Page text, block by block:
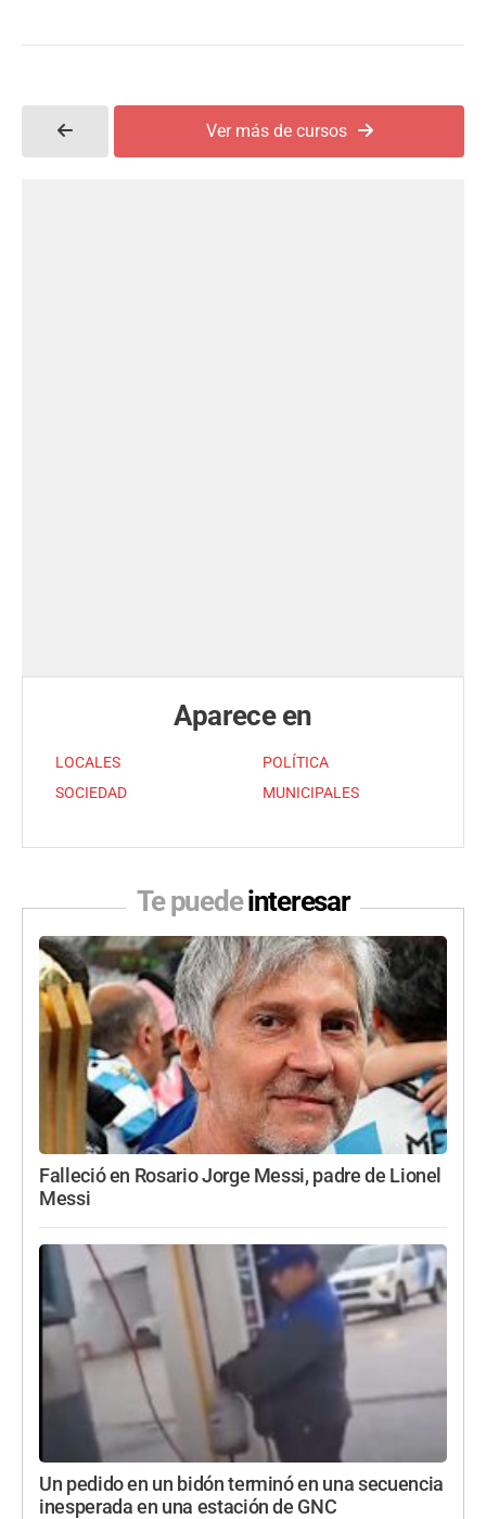
Ver más de cursos
Aparece en
LOCALES
SOCIEDAD
POLÍTICA
MUNICIPALES
Te puedeinteresar
Falleció en Rosario Jorge Messi, padre de Lionel
Messi
Un pedido en un bidón terminó en una secuencia
inesperada en una estación de GNC